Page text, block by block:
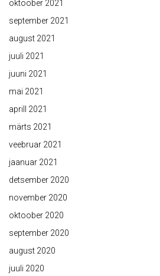
oktoober 2021
september 2021
august 2021
juuli 2021
juuni 2021
mai 2021
aprill 2021
märts 2021
veebruar 2021
jaanuar 2021
detsember 2020
november 2020
oktoober 2020
september 2020
august 2020
juuli 2020